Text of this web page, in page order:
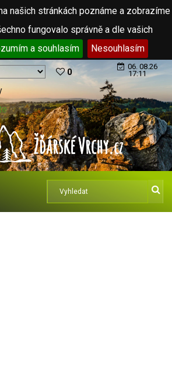
našich stránkách poznáme a zobrazíme
fungovalo správně a dle vašich
a souhlasím Nesouhlasím
0
06. 08.26
17:11